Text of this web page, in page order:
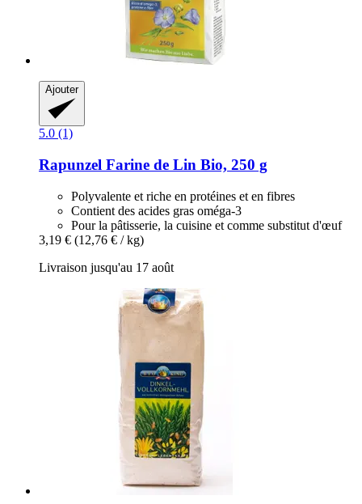
Ajouter
5.0 (1)
Rapunzel Farine de Lin Bio, 250 g
Polyvalente et riche en protéines et en fibres
Contient des acides gras oméga-3
Pour la pâtisserie, la cuisine et comme substitut d'œuf
3,19 € (12,76 € / kg)
Livraison jusqu'au 17 août